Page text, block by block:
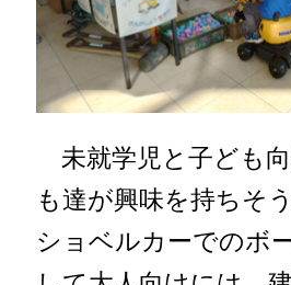
未就学児と子ども
も達が興味を持ちそ
ショベルカーでのボ